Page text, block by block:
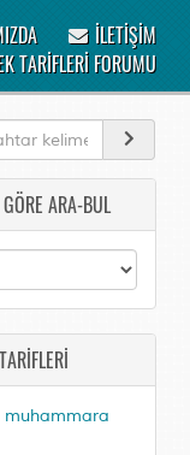
İLETİŞİM
TARİFLERİ FORUMU
ARA-BUL
muhammara